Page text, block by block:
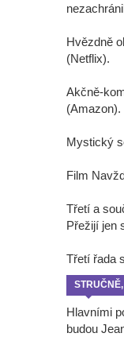
Hvězdně
(Netflix).
Akčně-
(Amazon).
Mystický
Film
Třetí a
Přežijí jen
Třetí řada
Hlavními
budou